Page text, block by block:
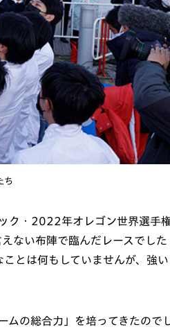
ち
ク・2022年オレゴン世界選手
ない布陣で臨んだレースでした
とは何もしていませんが、強い
ムの総合力」を培ってきたので